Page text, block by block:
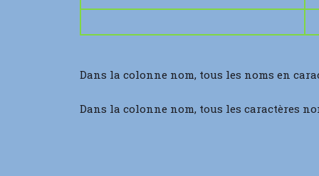
Dans la colonne nom, tous les noms en
Dans la colonne nom, tous les caractères